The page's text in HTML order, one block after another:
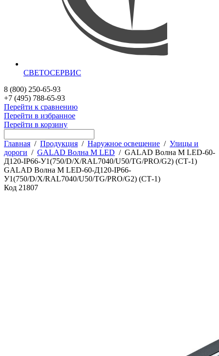
СВЕТОСЕРВИС
8 (800) 250-65-93
+7 (495) 788-65-93
Перейти к сравнению
Перейти в избранное
Перейти в корзину
Главная / Продукция / Наружное освещение / Улицы и
дороги / GALAD Волна M LED / GALAD Волна M LED-60-
Д120-IP66-У1(750/D/X/RAL7040/U50/TG/PRO/G2) (СТ-1)
GALAD Волна M LED-60-Д120-IP66-
У1(750/D/X/RAL7040/U50/TG/PRO/G2) (СТ-1)
Код 21807